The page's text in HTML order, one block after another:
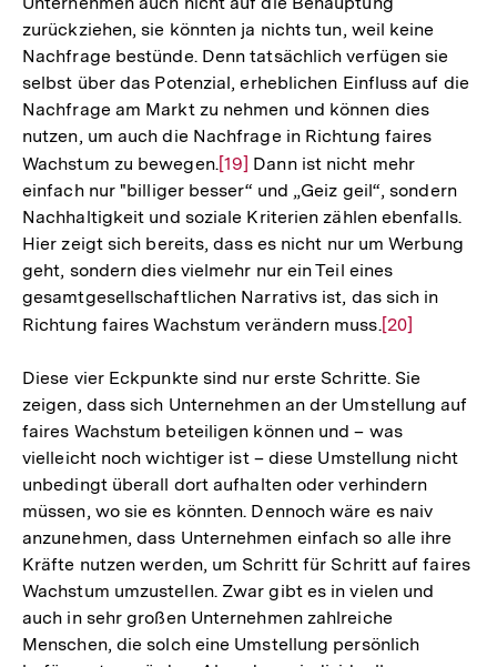
zurückziehen, sie könnten ja nichts tun, weil keine
Nachfrage bestünde. Denn tatsächlich verfügen sie
selbst über das Potenzial, erheblichen Einfluss auf die
Nachfrage am Markt zu nehmen und können dies
nutzen, um auch die Nachfrage in Richtung faires
Wachstum zu bewegen.Zur
Auflösung
der
Fußnote
[19] Dann ist nicht mehr
einfach nur "billiger besser“ und „Geiz geil“, sondern
Nachhaltigkeit und soziale Kriterien zählen ebenfalls.
Hier zeigt sich bereits, dass es nicht nur um Werbung
geht, sondern dies vielmehr nur ein Teil eines
gesamtgesellschaftlichen Narrativs ist, das sich in
Richtung faires Wachstum verändern muss.Zur
der
Fußnote
[20]
Diese vier Eckpunkte sind nur erste Schritte. Sie
zeigen, dass sich Unternehmen an der Umstellung auf
faires Wachstum beteiligen können und – was
vielleicht noch wichtiger ist – diese Umstellung nicht
unbedingt überall dort aufhalten oder verhindern
müssen, wo sie es könnten. Dennoch wäre es naiv
anzunehmen, dass Unternehmen einfach so alle ihre
Kräfte nutzen werden, um Schritt für Schritt auf faires
Wachstum umzustellen. Zwar gibt es in vielen und
auch in sehr großen Unternehmen zahlreiche
Menschen, die solch eine Umstellung persönlich